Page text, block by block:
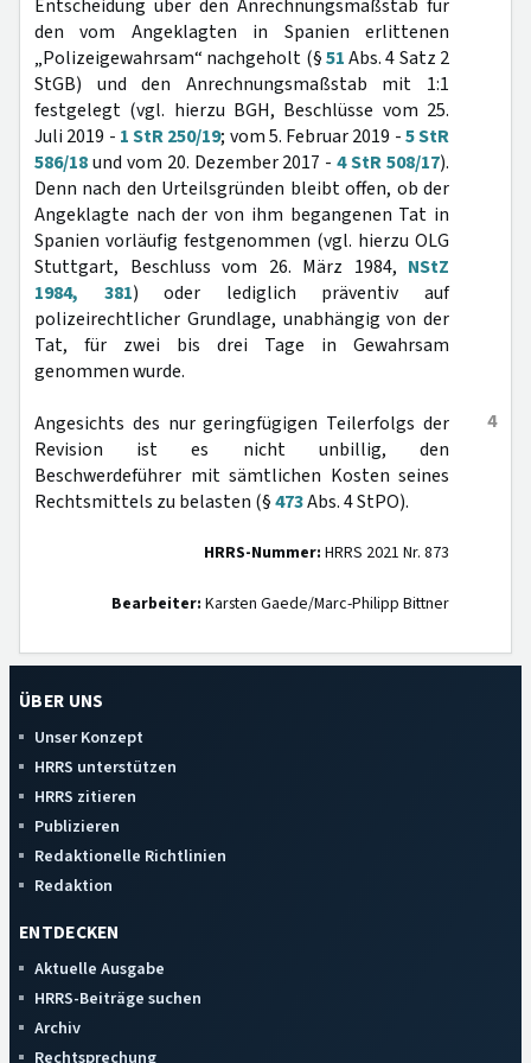
Entscheidung über den Anrechnungsmaßstab für
den vom Angeklagten in Spanien erlittenen
„Polizeigewahrsam“ nachgeholt (§51Abs. 4 Satz 2
StGB) und den Anrechnungsmaßstab mit 1:1
festgelegt (vgl. hierzu BGH, Beschlüsse vom 25.
Juli 2019 - 1 StR 250/19; vom 5. Februar 2019 -5 StR
586/18und vom 20. Dezember 2017 -4 StR 508/17).
Denn nach den Urteilsgründen bleibt offen, ob der
Angeklagte nach der von ihm begangenen Tat in
Spanien vorläufig festgenommen (vgl. hierzu OLG
Stuttgart, Beschluss vom 26. März 1984, NStZ
1984, 381) oder lediglich präventiv auf
polizeirechtlicher Grundlage, unabhängig von der
Tat, für zwei bis drei Tage in Gewahrsam
genommen wurde.
4
Angesichts des nur geringfügigen Teilerfolgs der
Revision ist es nicht unbillig, den
Beschwerdeführer mit sämtlichen Kosten seines
Rechtsmittels zu belasten (§473Abs. 4 StPO).
HRRS-Nummer: HRRS 2021 Nr. 873
Bearbeiter: Karsten Gaede/Marc-Philipp Bittner
ÜBER UNS
Unser Konzept
HRRS unterstützen
HRRS zitieren
Publizieren
Redaktionelle Richtlinien
Redaktion
ENTDECKEN
Aktuelle Ausgabe
HRRS-Beiträge suchen
Archiv
Rechtsprechung